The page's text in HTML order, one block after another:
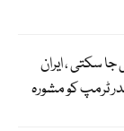
سکتی ، ایران
ٹرمپ کو مشورہ